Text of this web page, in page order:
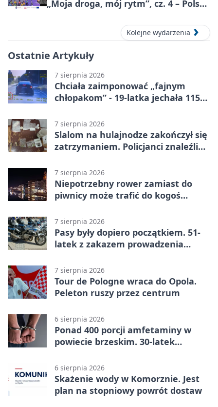
„Moja droga, mój rytm”, cz. 4 – Polska
Kolejne wydarzenia
Ostatnie Artykuły
7 sierpnia 2026
Chciała zaimponować „fajnym
chłopakom” - 19-latka jechała 115
7 sierpnia 2026
Slalom na hulajnodze zakończył się
zatrzymaniem. Policjanci znaleźli
7 sierpnia 2026
Niepotrzebny rower zamiast do
piwnicy może trafić do kogoś
7 sierpnia 2026
Pasy były dopiero początkiem. 51-
latek z zakazem prowadzenia
7 sierpnia 2026
Tour de Pologne wraca do Opola.
Peleton ruszy przez centrum
6 sierpnia 2026
Ponad 400 porcji amfetaminy w
powiecie brzeskim. 30-latek
6 sierpnia 2026
Skażenie wody w Komorznie. Jest
plan na stopniowy powrót dostaw